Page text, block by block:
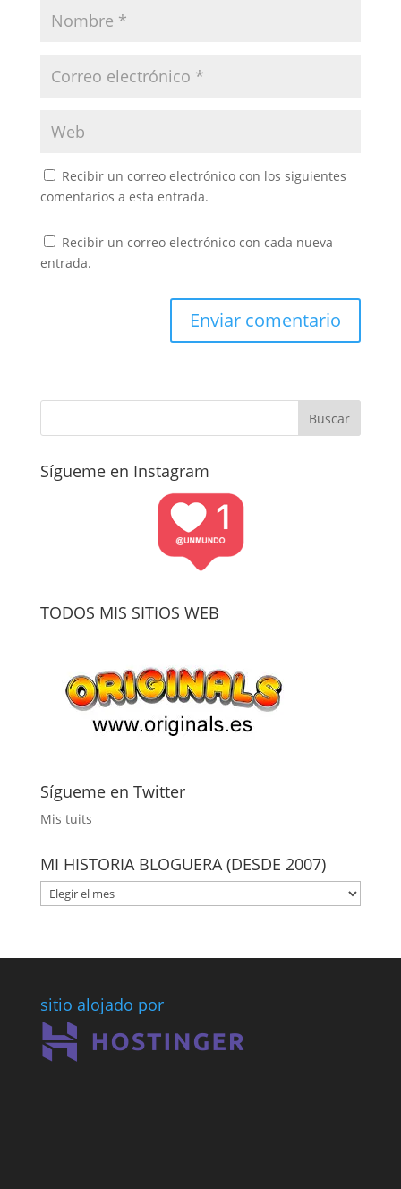
Recibir un correo electrónico con los siguientes
comentarios a esta entrada.
Recibir un correo electrónico con cada nueva
entrada.
Sígueme en Instagram
TODOS MIS SITIOS WEB
Sígueme en Twitter
Mis tuits
MI HISTORIA BLOGUERA (DESDE 2007)
MI
HISTORIA
sitio alojado por